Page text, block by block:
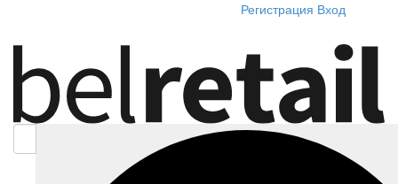
Регистрация Вход